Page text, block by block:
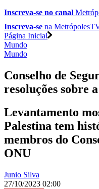
Inscreva-se no canal
Inscreva-se na
Página Inicial
Mundo
Mundo
Conselho de
resoluções sobre
Levantamento
Palestina tem
membros do
ONU
Junio Silva
27/10/2023 02:00